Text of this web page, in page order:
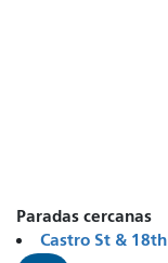
Paradas cercanas
Castro St &